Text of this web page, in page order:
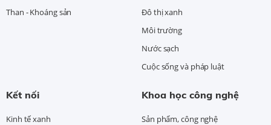
Than - Khoáng sản
Đô thị xanh
Môi trường
Nước sạch
Cuộc sống và pháp luật
Kết nối
Kinh tế xanh
Khoa học công nghệ
Sản phẩm, công nghệ